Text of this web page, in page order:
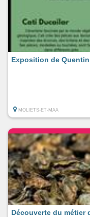
Exposition de
MOLIETS-ET-MAA
Découverte du métier